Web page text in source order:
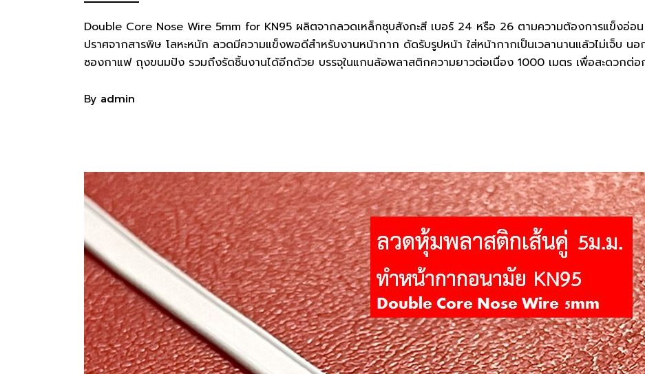
Double Core Nose Wire 5mm for KN95 ผลิตจากลวดเหล็กชุบสังกะสี เบอร์ 24 หรือ 26 ตามความต้องการแข็งอ่อ
ปราศจากสารพิษ โลหะหนัก ลวดมีความแข็งพอดีสำหรับงานหน้ากาก ดัดรับรูปหน้า ใส่หน้ากากเป็นเวลานานแล้วไม่เจ็บ น
ซองกาแฟ ถุงขนมปัง รวมถึงรัดชิ้นงานได้อีกด้วย บรรจุในแกนล้อพลาสติกความยาวต่อเนื่อง 1000 เมตร เพื่อสะดวกต่อ
By admin